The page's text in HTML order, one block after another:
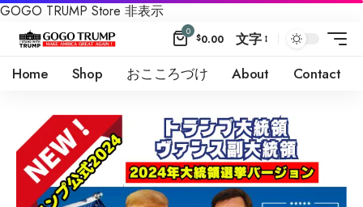
GOGO TRUMP Store 非表示
0
$0.00 文字
Home Shop おこころづけ About Contact